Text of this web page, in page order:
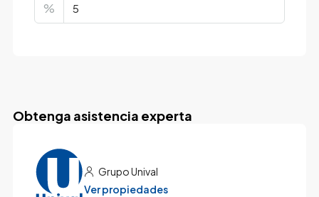
%
Obtenga asistencia experta
Grupo Unival
Ver propiedades